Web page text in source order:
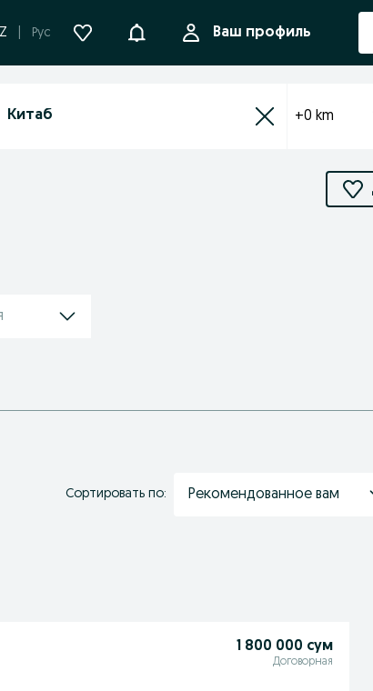
Рус УведомленияВаш профиль
+0 km
Сортировать по: Рекомендованное вам
1 800 000 сум
Договорная